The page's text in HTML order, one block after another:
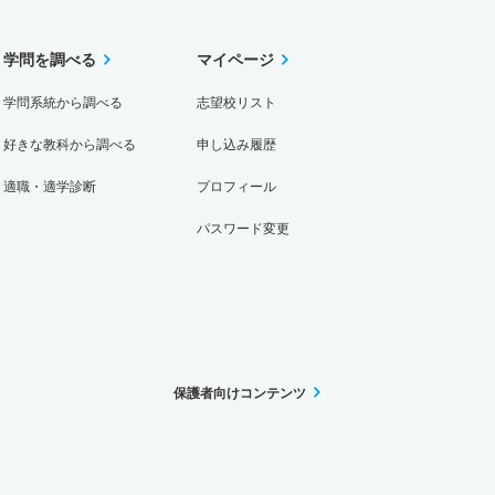
学問を調べる
学問系統から調べる
好きな教科から調べる
適職・適学診断
マイページ
志望校リスト
申し込み履歴
プロフィール
パスワード変更
保護者向けコンテンツ